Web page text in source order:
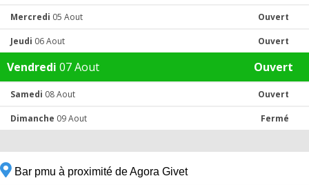
Mercredi 05 Aout Ouvert
Jeudi 06 Aout Ouvert
Vendredi 07 Aout Ouvert
Samedi 08 Aout Ouvert
Dimanche 09 Aout Fermé
Bar pmu à proximité de Agora Givet